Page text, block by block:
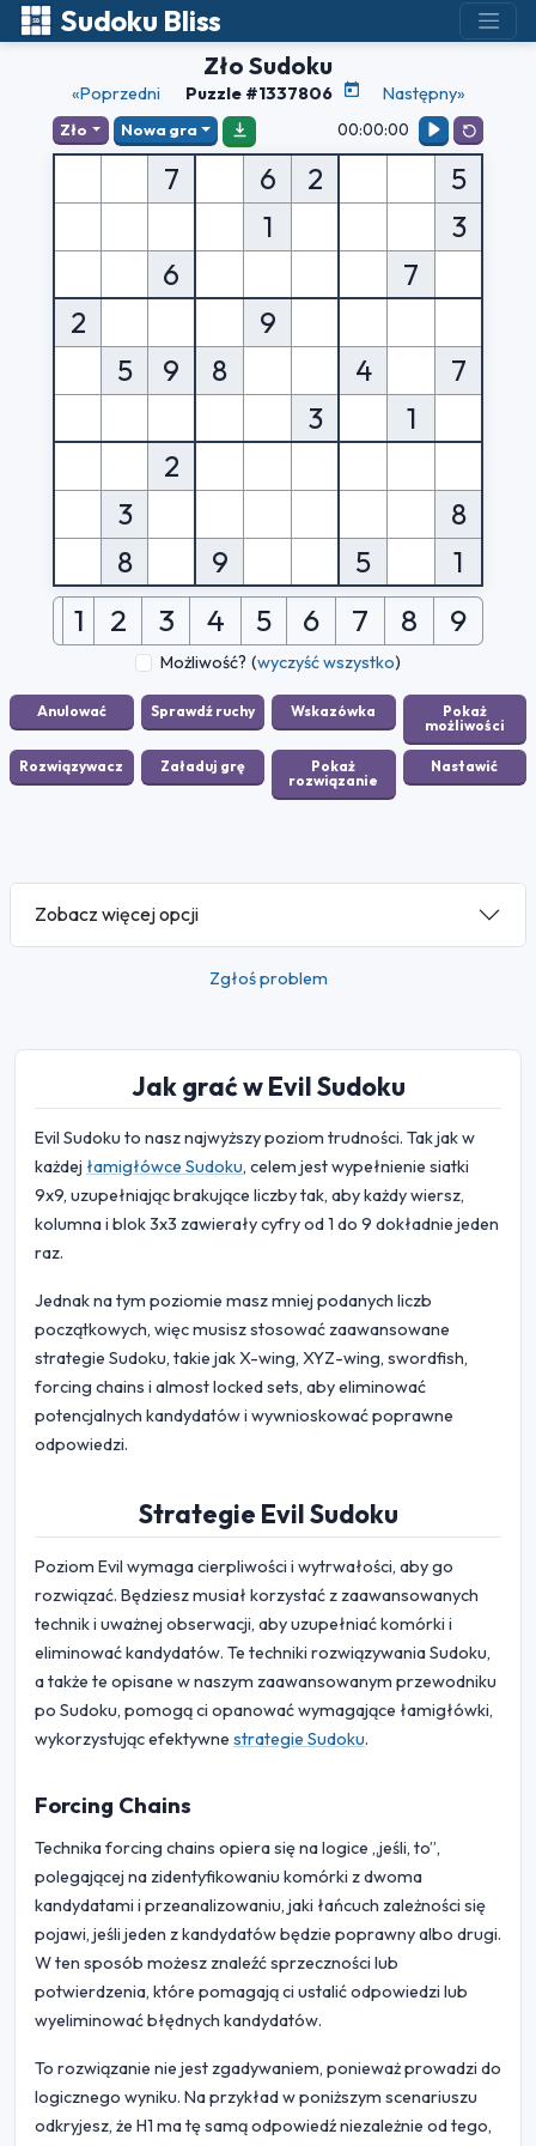
Sudoku Bliss
Zło Sudoku
«Poprzedni Puzzle #1337806 Następny»
Zło Nowa gra 00:00:00
7 6 2
5
1
3
6
7
2
9
5
9 8 4
7
3
1
2
3
8
8
9 5 1
1 2 3 4 5 6 7 8 9
Możliwość? (wyczyść wszystko)
Zobacz więcej opcji
Zgłoś problem
Jak grać w Evil Sudoku
Evil Sudoku to nasz najwyższy poziom trudności. Tak jak w
każdej łamigłówce Sudoku, celem jest wypełnienie siatki
9x9, uzupełniając brakujące liczby tak, aby każdy wiersz,
kolumna i blok 3x3 zawierały cyfry od 1 do 9 dokładnie jeden
raz.
Jednak na tym poziomie masz mniej podanych liczb
początkowych, więc musisz stosować zaawansowane
strategie Sudoku, takie jak X-wing, XYZ-wing, swordfish,
forcing chains i almost locked sets, aby eliminować
potencjalnych kandydatów i wywnioskować poprawne
odpowiedzi.
Strategie Evil Sudoku
Poziom Evil wymaga cierpliwości i wytrwałości, aby go
rozwiązać. Będziesz musiał korzystać z zaawansowanych
technik i uważnej obserwacji, aby uzupełniać komórki i
eliminować kandydatów. Te techniki rozwiązywania Sudoku,
a także te opisane w naszym zaawansowanym przewodniku
po Sudoku, pomogą ci opanować wymagające łamigłówki,
wykorzystując efektywne strategie Sudoku.
Forcing Chains
Technika forcing chains opiera się na logice „jeśli, to”,
polegającej na zidentyfikowaniu komórki z dwoma
kandydatami i przeanalizowaniu, jaki łańcuch zależności się
pojawi, jeśli jeden z kandydatów będzie poprawny albo drugi.
W ten sposób możesz znaleźć sprzeczności lub
potwierdzenia, które pomagają ci ustalić odpowiedzi lub
wyeliminować błędnych kandydatów.
To rozwiązanie nie jest zgadywaniem, ponieważ prowadzi do
logicznego wyniku. Na przykład w poniższym scenariuszu
odkryjesz, że H1 ma tę samą odpowiedź niezależnie od tego,